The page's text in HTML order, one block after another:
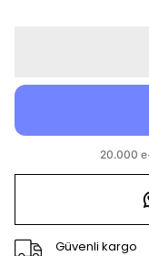
Güvenli kargo